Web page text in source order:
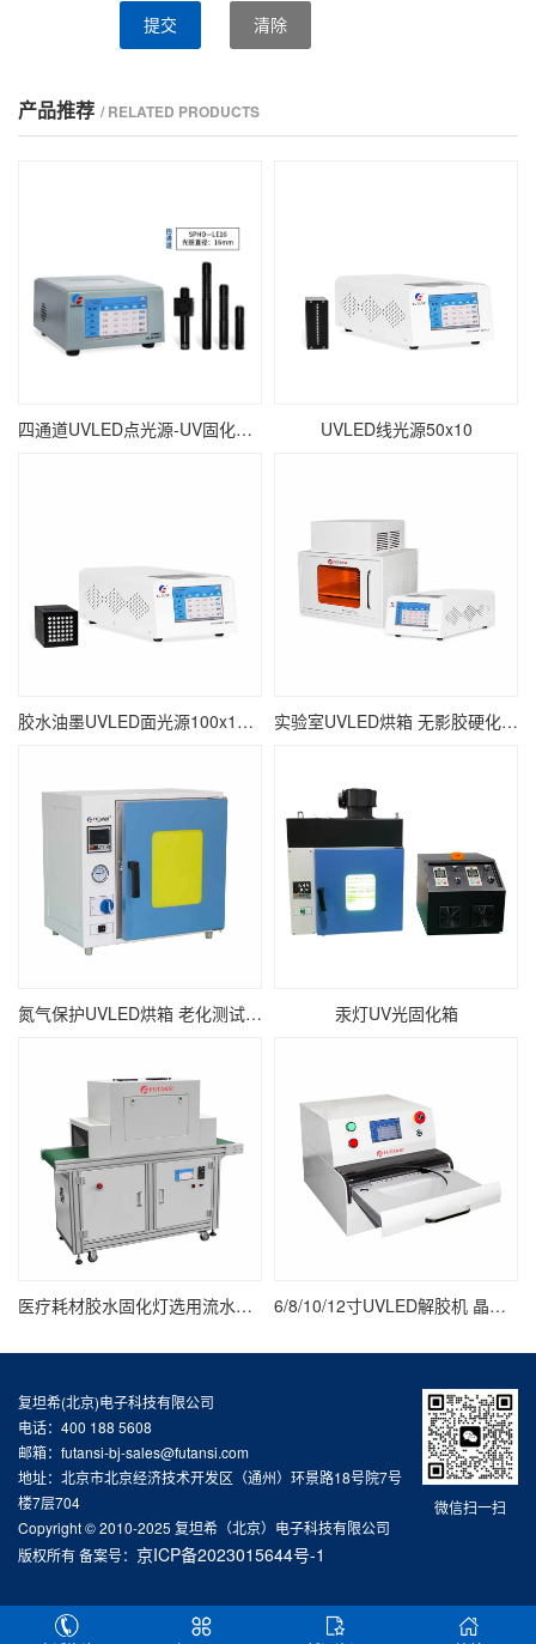
提交 清除
产品推荐 / RELATED PRODUCTS
四通道UVLED点光源-UV固化点照射-∅16mm UVLED线光源50x10
胶水油墨UVLED面光源100x100 瞬间固化面光源UV固化机 实验室UVLED烘箱 无影胶硬化紫外线UV烘干设备
氮气保护UVLED烘箱 老化测试紫外线UV固化箱 汞灯UV光固化箱
医疗耗材胶水固化灯选用流水线UV固化炉 6/8/10/12寸UVLED解胶机 晶圆/UV膜/蓝膜/芯片/半导体uv解胶机
微信扫一扫
复坦希(北京)电子科技有限公司
电话：400 188 5608
邮箱：futansi-bj-sales@futansi.com
地址：北京市北京经济技术开发区（通州）环景路18号院7号
楼7层704
Copyright © 2010-2025 复坦希（北京）电子科技有限公司
版权所有 备案号： 京ICP备2023015644号-1